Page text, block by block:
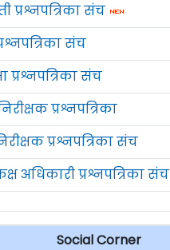
प्रश्नपत्रिका संच
संच
प्रश्नपत्रिका संच
प्रश्नपत्रिका
प्रश्नपत्रिका संच
अधिकारी प्रश्नपत्रिका संच
Social Corner